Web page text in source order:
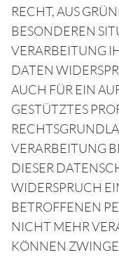
RECHT, AUS
BESONDEREN
VERARBEITUNG
DATEN
AUCH FÜR EIN
GESTÜTZTES
VERARBEITUNG
DIESER
WIDERSPRUCH
BETROFFENEN
NICHT MEHR
KÖNNEN